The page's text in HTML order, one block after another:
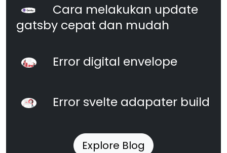
Cara melakukan update
gatsby cepat dan mudah
Error digital envelope
Error svelte adapater build
Explore Blog